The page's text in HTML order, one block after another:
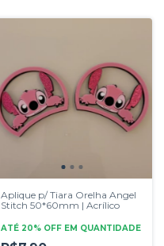
Aplique p/ Tiara Orelha Angel
Stitch 50*60mm | Acrílico
ATÉ 20% OFF EM QUANTIDADE